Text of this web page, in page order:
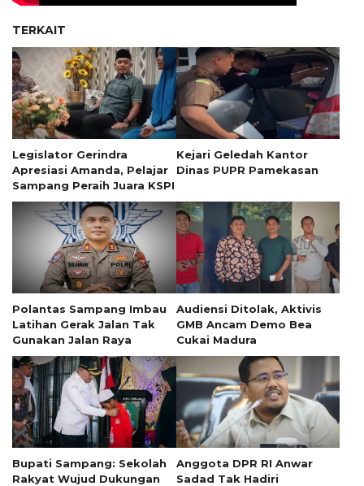
TERKAIT
Legislator Gerindra
Apresiasi Amanda, Pelajar
Sampang Peraih Juara KSPI
Kejari Geledah Kantor
Dinas PUPR Pamekasan
Polantas Sampang Imbau
Latihan Gerak Jalan Tak
Gunakan Jalan Raya
Audiensi Ditolak, Aktivis
GMB Ancam Demo Bea
Cukai Madura
Bupati Sampang: Sekolah
Rakyat Wujud Dukungan
Anggota DPR RI Anwar
Sadad Tak Hadiri